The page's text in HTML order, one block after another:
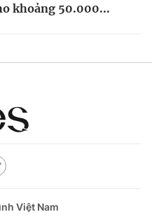
khoảng 50.000...
Việt Nam